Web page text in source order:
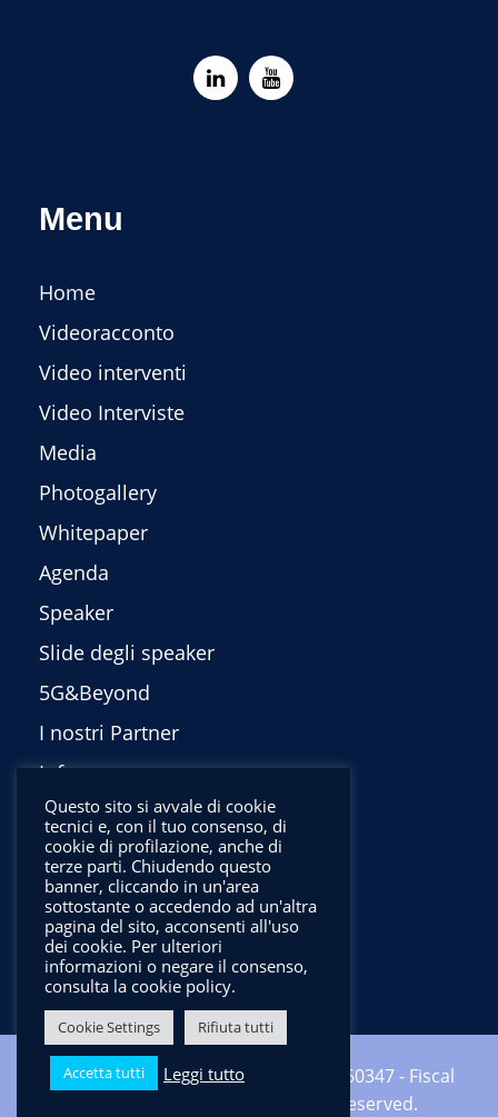
Menu
Home
Videoracconto
Video interventi
Video Interviste
Media
Photogallery
Whitepaper
Agenda
Speaker
Slide degli speaker
5G&Beyond
I nostri Partner
Info
Privacy Policy
English
Copyright ©2024 CNIT - VAT: 01938560347 - Fiscal
code: 92067000346 - All Rights Reserved.
Questo sito si avvale di cookie
tecnici e, con il tuo consenso, di
cookie di profilazione, anche di
terze parti. Chiudendo questo
banner, cliccando in un'area
sottostante o accedendo ad un'altra
pagina del sito, acconsenti all'uso
dei cookie. Per ulteriori
informazioni o negare il consenso,
consulta la cookie policy.
Cookie Settings Rifiuta tutti
Accetta tutti Leggi tutto